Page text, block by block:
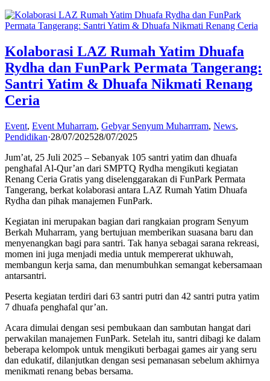
Kolaborasi LAZ Rumah Yatim Dhuafa
Rydha dan FunPark Permata Tangerang:
Santri Yatim & Dhuafa Nikmati Renang
Ceria
Event, Event Muharram, Gebyar Senyum Muharrram, News,
Pendidikan·28/07/202528/07/2025
Jum’at, 25 Juli 2025 – Sebanyak 105 santri yatim dan dhuafa
penghafal Al-Qur’an dari SMPTQ Rydha mengikuti kegiatan
Renang Ceria Gratis yang diselenggarakan di FunPark Permata
Tangerang, berkat kolaborasi antara LAZ Rumah Yatim Dhuafa
Rydha dan pihak manajemen FunPark.
Kegiatan ini merupakan bagian dari rangkaian program Senyum
Berkah Muharram, yang bertujuan memberikan suasana baru dan
menyenangkan bagi para santri. Tak hanya sebagai sarana rekreasi,
momen ini juga menjadi media untuk mempererat ukhuwah,
membangun kerja sama, dan menumbuhkan semangat kebersamaan
antarsantri.
Peserta kegiatan terdiri dari 63 santri putri dan 42 santri putra yatim
7 dhuafa penghafal qur’an.
Acara dimulai dengan sesi pembukaan dan sambutan hangat dari
perwakilan manajemen FunPark. Setelah itu, santri dibagi ke dalam
beberapa kelompok untuk mengikuti berbagai games air yang seru
dan edukatif, dilanjutkan dengan sesi pemanasan sebelum akhirnya
menikmati renang bebas bersama.